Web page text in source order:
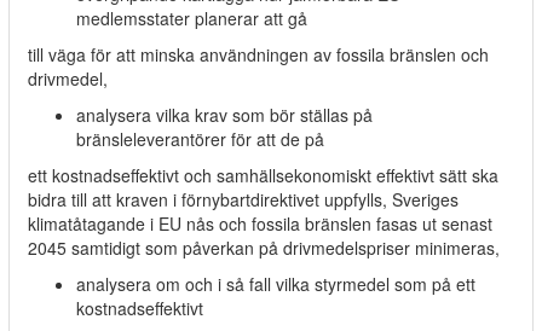
medlemsstater planerar att gå
till väga för att minska användningen av fossila bränslen och
drivmedel,
analysera vilka krav som bör ställas på
bränsleleverantörer för att de på
ett kostnadseffektivt och samhällsekonomiskt effektivt sätt ska
bidra till att kraven i förnybartdirektivet uppfylls, Sveriges
klimatåtagande i EU nås och fossila bränslen fasas ut senast
2045 samtidigt som påverkan på drivmedelspriser minimeras,
analysera om och i så fall vilka styrmedel som på ett
kostnadseffektivt